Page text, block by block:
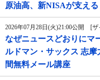
原油高、新NISAが支える
2026年07月28日(火)21:00公開 [
なぜニュースどおりにマ
ルドマン・サックス 志摩
間無料メール講座